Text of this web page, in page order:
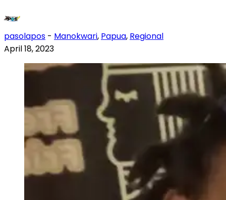
pasolapos - Manokwari, Papua, Regional
April 18, 2023